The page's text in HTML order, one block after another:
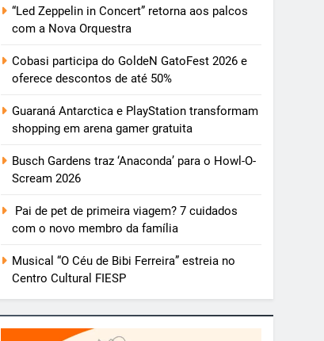
“Led Zeppelin in Concert” retorna aos palcos
com a Nova Orquestra
Cobasi participa do GoldeN GatoFest 2026 e
oferece descontos de até 50%
Guaraná Antarctica e PlayStation transformam
shopping em arena gamer gratuita
Busch Gardens traz ‘Anaconda’ para o Howl-O-
Scream 2026
Pai de pet de primeira viagem? 7 cuidados
com o novo membro da família
Musical “O Céu de Bibi Ferreira” estreia no
Centro Cultural FIESP